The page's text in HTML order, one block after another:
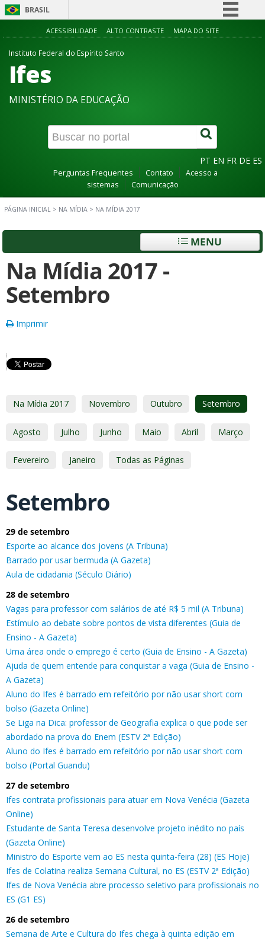
BRASIL
Simplifique!
Canais
ACESSIBILIDADE ALTO CONTRASTE MAPA DO SITE
Instituto Federal do Espírito Santo
Ifes
MINISTÉRIO DA EDUCAÇÃO
PT EN FR DE ES
Perguntas Frequentes Contato
Acesso a
sistemas
Comunicação
PÁGINA INICIAL > NA MÍDIA > NA MÍDIA 2017
MENU
Na Mídia 2017 -
Setembro
Imprimir
Na Mídia 2017 Novembro Outubro Setembro
Agosto Julho Junho Maio Abril Março
Fevereiro Janeiro Todas as Páginas
Setembro
29 de setembro
Esporte ao alcance dos jovens (A Tribuna)
Barrado por usar bermuda (A Gazeta)
Aula de cidadania (Século Diário)
28 de setembro
Vagas para professor com salários de até R$ 5 mil (A Tribuna)
Estímulo ao debate sobre pontos de vista diferentes (Guia de
Ensino - A Gazeta)
Uma área onde o emprego é certo (Guia de Ensino - A Gazeta)
Ajuda de quem entende para conquistar a vaga (Guia de Ensino -
A Gazeta)
Aluno do Ifes é barrado em refeitório por não usar short com
bolso (Gazeta Online)
Se Liga na Dica: professor de Geografia explica o que pode ser
abordado na prova do Enem (ESTV 2ª Edição)
Aluno do Ifes é barrado em refeitório por não usar short com
bolso (Portal Guandu)
27 de setembro
Ifes contrata profissionais para atuar em Nova Venécia (Gazeta
Online)
Estudante de Santa Teresa desenvolve projeto inédito no país
(Gazeta Online)
Ministro do Esporte vem ao ES nesta quinta-feira (28) (ES Hoje)
Ifes de Colatina realiza Semana Cultural, no ES (ESTV 2ª Edição)
Ifes de Nova Venécia abre processo seletivo para profissionais no
ES (G1 ES)
26 de setembro
Semana de Arte e Cultura do Ifes chega à quinta edição em